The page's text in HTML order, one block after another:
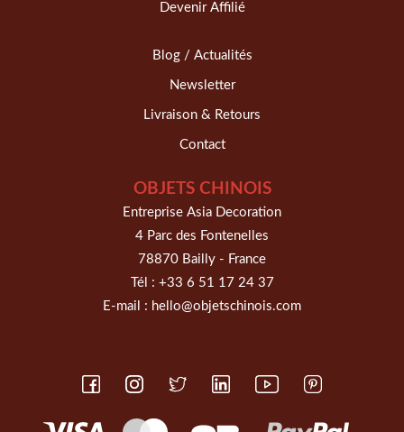
Devenir Affilié
Blog / Actualités
Newsletter
Livraison & Retours
Contact
OBJETS CHINOIS
Entreprise Asia Decoration
4 Parc des Fontenelles
78870 Bailly - France
Tél : +33 6 51 17 24 37
E-mail : hello@objetschinois.com